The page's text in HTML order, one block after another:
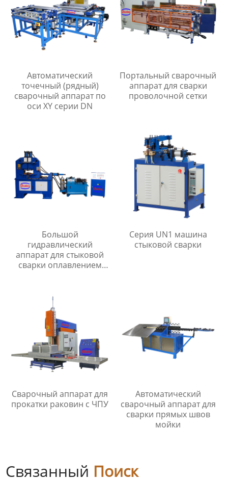
Автоматический
точечный (рядный)
сварочный аппарат по
оси XY серии DN
Портальный сварочный
аппарат для сварки
проволочной сетки
Большой
гидравлический
аппарат для стыковой
сварки оплавлением
Серия UN1 машина
стыковой сварки
Сварочный аппарат для
прокатки раковин с ЧПУ
Автоматический
сварочный аппарат для
сварки прямых швов
мойки
Связанный Поиск